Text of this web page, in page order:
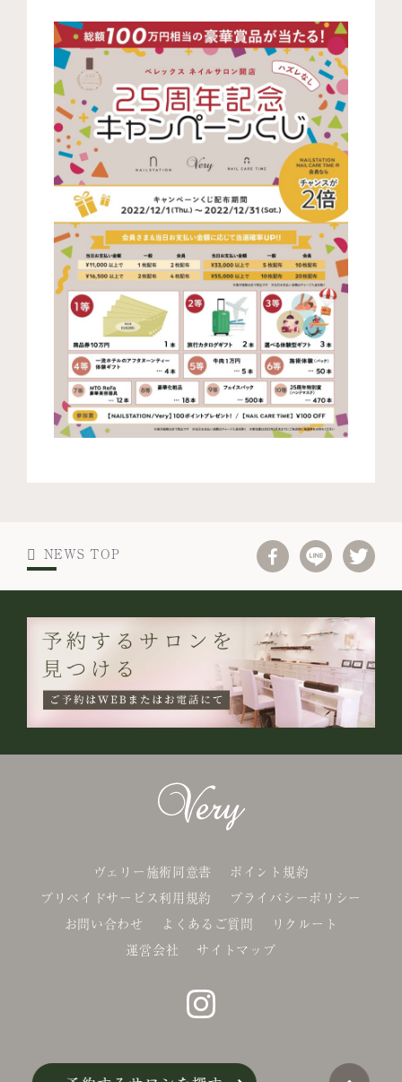
NEWS TOP
ヴェリー施術同意書
ポイント規約
プリペイドサービス利用規約
プライバシーポリシー
お問い合わせ
よくあるご質問
リクルート
運営会社
サイトマップ